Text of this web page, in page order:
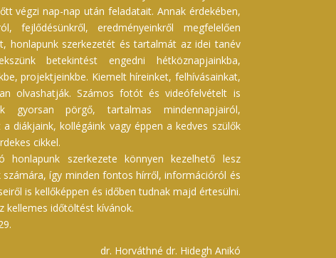
végzi nap-nap után feladatait. Annak érdekében,
fejlődésünkről, eredményeinkről megfelelően
honlapunk szerkezetét és tartalmát az idei tanév
betekintést engedni hétköznapjainkba,
projektjeinkbe. Kiemelt híreinket, felhívásainkat,
olvashatják. Számos fotót és videófelvételt is
gyorsan pörgő, tartalmas mindennapjairól,
diákjaink, kollégáink vagy éppen a kedves szülők
cikkel.
honlapunk szerkezete könnyen kezelhető lesz
számára, így minden fontos hírről, információról és
is kellőképpen és időben tudnak majd értesülni.
kellemes időtöltést kívánok.
dr. Horváthné dr. Hidegh Anikó